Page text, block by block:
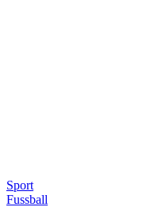
Sport
Fussball